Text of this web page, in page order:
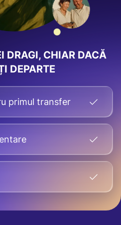
DRAGI, CHIAR DACĂ
DEPARTE
primul transfer